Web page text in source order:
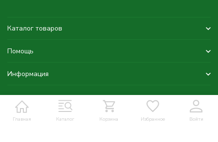
Главная Каталог Корзина Избранное Войти
Каталог товаров
Помощь
Информация